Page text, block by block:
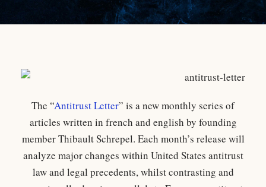
The “Antitrust Letter” is a new monthly series of
articles written in french and english by founding
member Thibault Schrepel. Each month’s release will
analyze major changes within United States antitrust
law and legal precedents, whilst contrasting and